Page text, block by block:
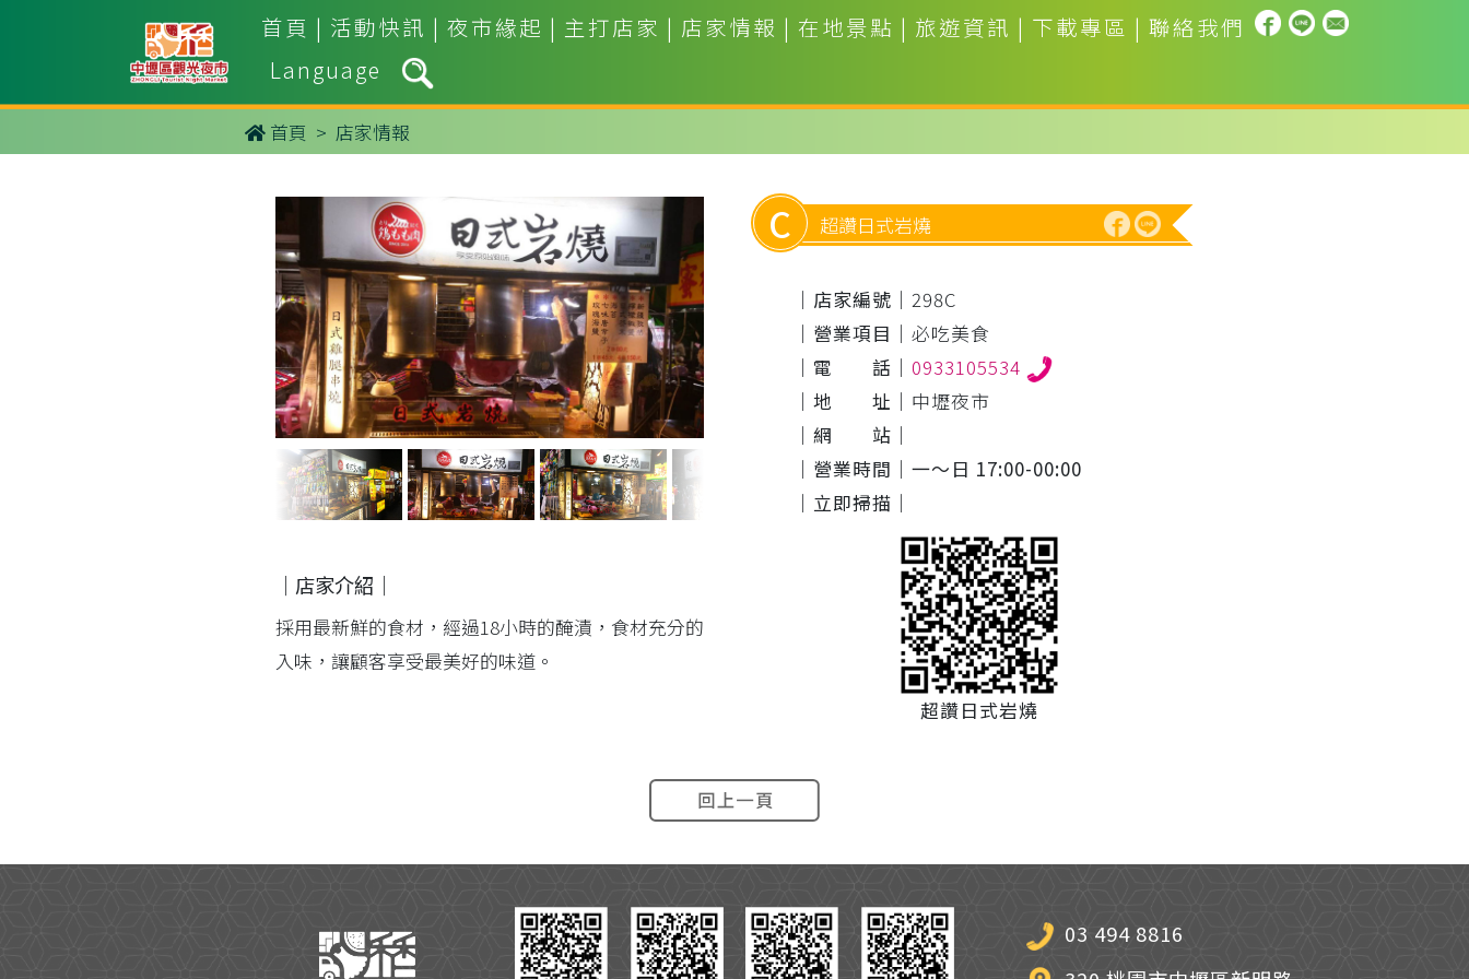
首頁 | 活動快訊 | 夜市緣起 | 主打店家 | 店家情報 | 在地景點 | 旅遊資訊 | 下載專區 | 聯絡我們
Language
首頁 > 店家情報
｜店家介紹｜
採用最新鮮的食材，經過18小時的醃漬，食材充分的
入味，讓顧客享受最美好的味道。
C 超讚日式岩燒
｜店家編號｜ 298C
｜營業項目｜ 必吃美食
｜電 話｜ 0933105534
｜地 址｜ 中壢夜市
｜網 站｜
｜營業時間｜ 一～日 17:00-00:00
｜立即掃描｜
超讚日式岩燒
03 494 8816